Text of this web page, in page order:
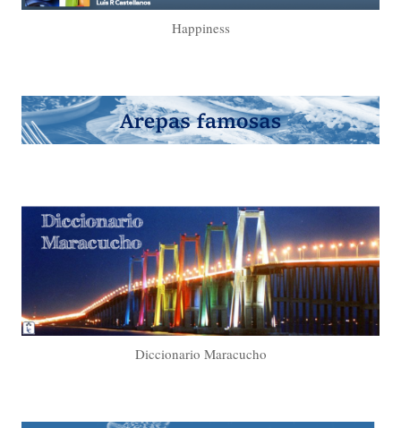
Happiness
Diccionario Maracucho